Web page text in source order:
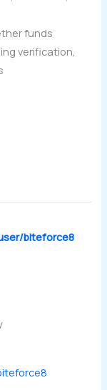
funds
verification,
biteforce8